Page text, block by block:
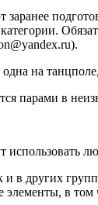
заранее
на
парами в
и в других
в том